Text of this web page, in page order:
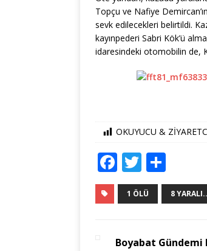
Topçu ve Nafiye
sevk edilecekleri belirtildi.
kayınpederi Sabri Kök’ü
idaresindeki otomobilin de,
OKUYUCU &
F
a
c
b
T
w
it
r
h
ar
1 ÖLÜ 8 YARALI..
Boyabat Gündemi